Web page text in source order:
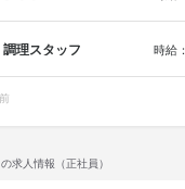
求人情報（正社員）
理スタッフ 時給：
たい」の裏返し。
せん。
です！
験がある方は優遇
もちろん歓迎
それくらいラフでOK！
が違う
めるか不安
ンに自信がない
い」の裏返し。
はいらない！
。それくらいラフでOK！
い